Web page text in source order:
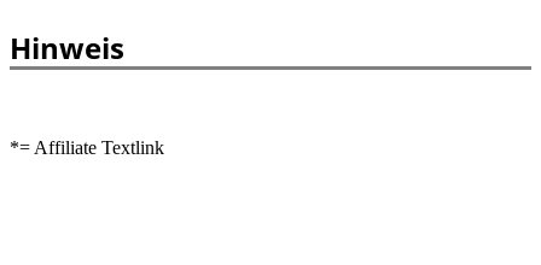
Hinweis
*= Affiliate Textlink